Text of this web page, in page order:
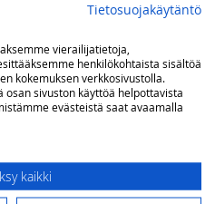
Tietosuojakäytäntö
vierailijatietoja,
henkilökohtaista sisältöä
kokemuksen verkkosivustolla.
osan sivuston käyttöä helpottavista
evästeistä saat avaamalla
kaikki